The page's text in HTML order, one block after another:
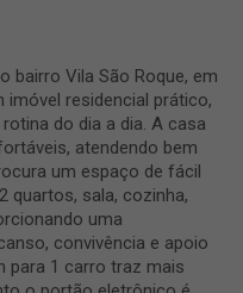
bairro Vila São Roque, em
imóvel residencial prático,
do dia a dia. A casa
atendendo bem
um espaço de fácil
quartos, sala, cozinha,
uma
convivência e apoio
para 1 carro traz mais